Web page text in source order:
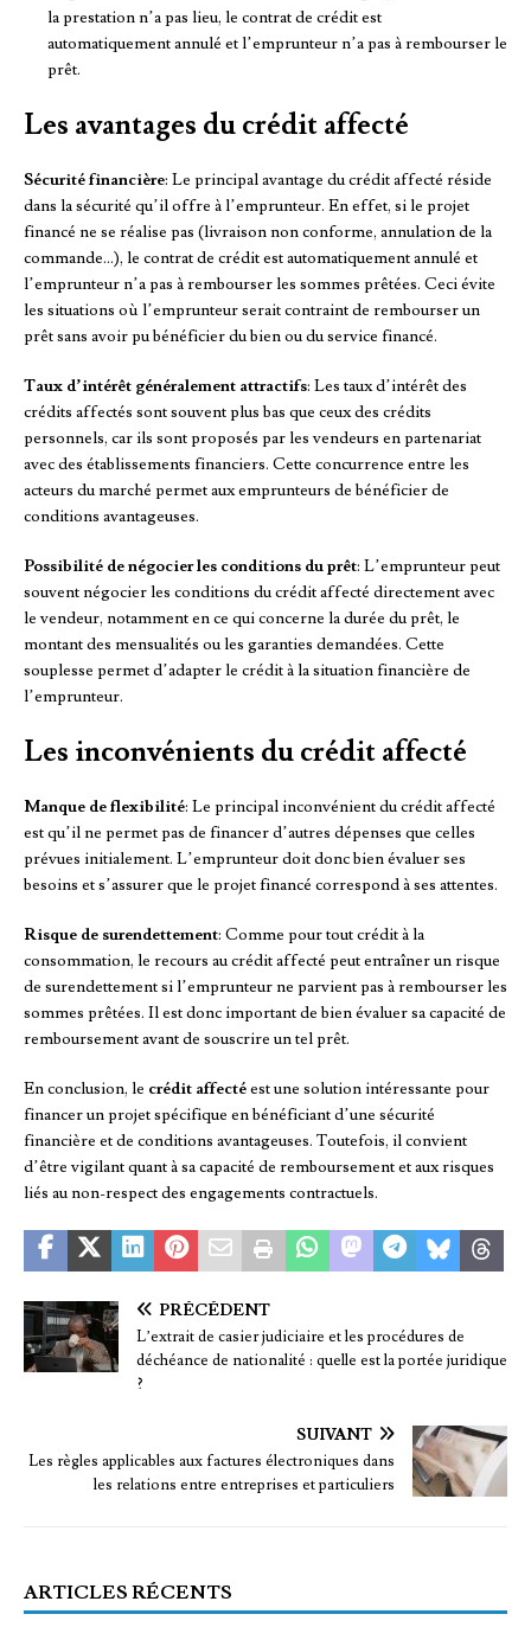
la prestation n’a pas lieu, le contrat de crédit est
automatiquement annulé et l’emprunteur n’a pas à rembourser le
prêt.
Les avantages du crédit affecté
Sécurité financière: Le principal avantage du crédit affecté réside
dans la sécurité qu’il offre à l’emprunteur. En effet, si le projet
financé ne se réalise pas (livraison non conforme, annulation de la
commande…), le contrat de crédit est automatiquement annulé et
l’emprunteur n’a pas à rembourser les sommes prêtées. Ceci évite
les situations où l’emprunteur serait contraint de rembourser un
prêt sans avoir pu bénéficier du bien ou du service financé.
Taux d’intérêt généralement attractifs: Les taux d’intérêt des
crédits affectés sont souvent plus bas que ceux des crédits
personnels, car ils sont proposés par les vendeurs en partenariat
avec des établissements financiers. Cette concurrence entre les
acteurs du marché permet aux emprunteurs de bénéficier de
conditions avantageuses.
Possibilité de négocier les conditions du prêt: L’emprunteur peut
souvent négocier les conditions du crédit affecté directement avec
le vendeur, notamment en ce qui concerne la durée du prêt, le
montant des mensualités ou les garanties demandées. Cette
souplesse permet d’adapter le crédit à la situation financière de
l’emprunteur.
Les inconvénients du crédit affecté
Manque de flexibilité: Le principal inconvénient du crédit affecté
est qu’il ne permet pas de financer d’autres dépenses que celles
prévues initialement. L’emprunteur doit donc bien évaluer ses
besoins et s’assurer que le projet financé correspond à ses attentes.
Risque de surendettement: Comme pour tout crédit à la
consommation, le recours au crédit affecté peut entraîner un risque
de surendettement si l’emprunteur ne parvient pas à rembourser les
sommes prêtées. Il est donc important de bien évaluer sa capacité de
remboursement avant de souscrire un tel prêt.
En conclusion, le crédit affectéest une solution intéressante pour
financer un projet spécifique en bénéficiant d’une sécurité
financière et de conditions avantageuses. Toutefois, il convient
d’être vigilant quant à sa capacité de remboursement et aux risques
liés au non-respect des engagements contractuels.
PRÉCÉDENT
L’extrait de casier judiciaire et les procédures de
déchéance de nationalité : quelle est la portée juridique
?
SUIVANT
Les règles applicables aux factures électroniques dans
les relations entre entreprises et particuliers
ARTICLES RÉCENTS